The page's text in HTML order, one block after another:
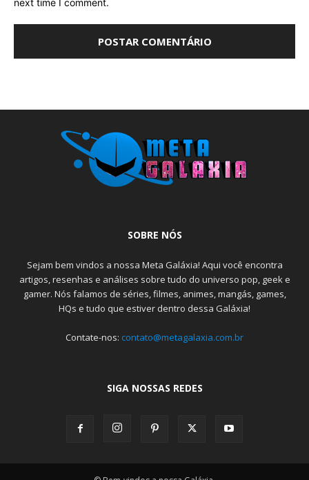
SOBRE NÓS
Sejam bem vindos a nossa Meta Galáxia! Aqui você encontra
artigos, resenhas e análises sobre tudo do universo pop, geek e
gamer. Nós falamos de séries, filmes, animes, mangás, games,
HQs e tudo que estiver dentro dessa Galáxia!
Contate-nos: contato@metagalaxia.com.br
SIGA NOSSAS REDES